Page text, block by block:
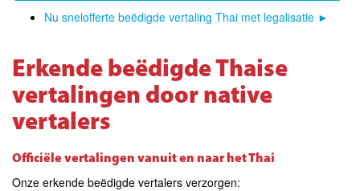
Nu snelofferte beëdigde vertaling Thai met legalisatie ►
Erkende beëdigde Thaise
vertalingen door native
vertalers
Officiële vertalingen vanuit en naar het Thai
Onze erkende beëdigde vertalers verzorgen: